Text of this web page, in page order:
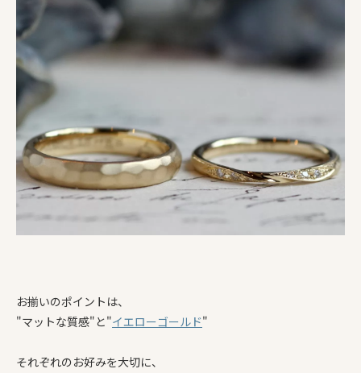
お揃いのポイントは、
"マットな質感"と"イエローゴールド"
それぞれのお好みを大切に、